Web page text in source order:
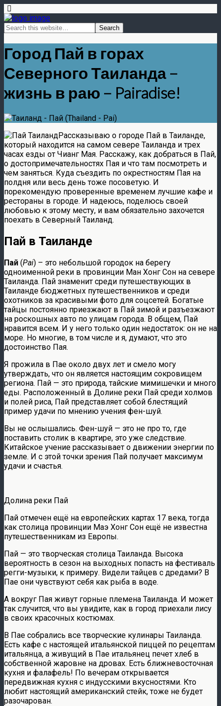
Город Пай в горах
Северного Таиланда –
жизнь в раю – Pairadise!
Рассказываю о городе Пай в Таиланде,
который находится на самом севере Таиланда и трех
часах езды от Чианг Мая. Расскажу, как добраться в Пай,
о достопримечательностях Пая и что там посмотреть и
чем заняться. Куда съездить по окрестностям Пая на
полдня или весь день тоже посоветую. И
порекомендую проверенные временем лучшие кафе и
рестораны в городе. И надеюсь, поделюсь своей
любовью к этому месту, и вам обязательно захочется
поехать в Северный Таиланд.
Пай в Таиланде
Пай (Pai) – это небольшой городок на берегу
одноименной реки в провинции Ман Хонг Сон на севере
Таиланда. Пай знаменит среди путешествующих в
Таиланде бюджетных путешественников и среди
охотников за красивыми фото для соцсетей. Богатые
тайцы постоянно приезжают в Пай зимой и разъезжают
на роскошных авто по улицам города. В общем, Пай
нравится всем. И у него только один недостаток: он не на
море. Но многие, в том числе и я, думают, что это
достоинство Пая.
Я прожила в Пае около двух лет и смело могу
утверждать, что он является настоящим сокровищем
региона. Пай — это природа, тайские мимишечки и много
еды. Расположенный в Долине реки Пай среди холмов
и полей риса, Пай представляет собой блестящий
пример удачи по мнению учения фен-шуй.
Вы не ослышались. Фен-шуй — это не про то, где
поставить столик в квартире, это уже следствие.
Китайское учение рассказывает о движении энергии по
земле. И с этой точки зрения Пай получает максимум
удачи и счастья.
Долина реки Пай
Пай отмечен ещё на европейских картах 17 века, тогда
как столица провинции Маэ Хонг Сон ещё не известна
путешественникам из Европы.
Пай — это творческая столица Таиланда. Высока
вероятность в сезон на выходных попасть на фестиваль
регги-музыки, к примеру. Видели тайцев с дредами? В
Пае они чувствуют себя как рыба в воде.
А вокруг Пая живут горные племена Таиланда. И может
так случится, что вы увидите, как в город приехали лису
в своих красочных костюмах.
В Пае собрались все творческие кулинары Таиланда.
Есть кафе с настоящей итальянской пиццей по рецептам
итальянца, а живущий в Пае итальянец печет хлеб в
собственной жаровне на дровах. Есть ближневосточная
кухня и фалафель! По вечерам открывается
передвижная кухня с индусскими вкусностями. Кто
любит настоящий американский стейк, тоже не будет
разочарован.